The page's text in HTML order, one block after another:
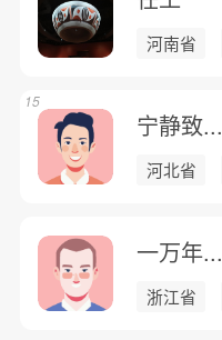
河南省
宁静致...
河北省
15
一万年...
浙江省